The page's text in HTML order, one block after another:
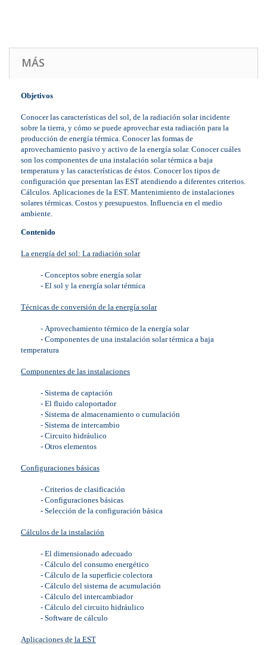
MÁS
Objetivos
Conocer las características del sol, de la radiación solar incidente
sobre la tierra, y cómo se puede aprovechar esta radiación para la
producción de energía térmica. Conocer las formas de
aprovechamiento pasivo y activo de la energía solar. Conocer cuáles
son los componentes de una instalación solar térmica a baja
temperatura y las características de éstos. Conocer los tipos de
configuración que presentan las EST atendiendo a diferentes criterios.
Cálculos. Aplicaciones de la EST. Mantenimiento de instalaciones
solares térmicas. Costos y presupuestos. Influencia en el medio
ambiente.
Contenido
La energía del sol: La radiación solar
- Conceptos sobre energía solar
- El sol y la energía solar térmica
Técnicas de conversión de la energía solar
- Aprovechamiento térmico de la energía solar
- Componentes de una instalación solar térmica a baja
temperatura
Componentes de las instalaciones
- Sistema de captación
- El fluido caloportador
- Sistema de almacenamiento o cumulación
- Sistema de intercambio
- Circuito hidráulico
- Otros elementos
Configuraciones básicas
- Criterios de clasificación
- Configuraciones básicas
- Selección de la configuración básica
Cálculos de la instalación
- El dimensionado adecuado
- Cálculo del consumo energético
- Cálculo de la superficie colectora
- Cálculo del sistema de acumulación
- Cálculo del intercambiador
- Cálculo del circuito hidráulico
- Software de cálculo
Aplicaciones de la EST